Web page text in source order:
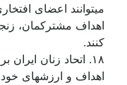
ميتوانند اعضای
اهداف مشترکمان،
کنند.
۱۸. اتحاد زنان
اهداف و ارزشهای